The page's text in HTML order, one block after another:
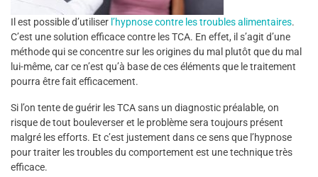
Il est possible d’utiliser l’hypnose contre les troubles alimentaires.
C’est une solution efficace contre les TCA. En effet, il s’agit d’une
méthode qui se concentre sur les origines du mal plutôt que du mal
lui-même, car ce n’est qu’à base de ces éléments que le traitement
pourra être fait efficacement.
Si l’on tente de guérir les TCA sans un diagnostic préalable, on
risque de tout bouleverser et le problème sera toujours présent
malgré les efforts. Et c’est justement dans ce sens que l’hypnose
pour traiter les troubles du comportement est une technique très
efficace.